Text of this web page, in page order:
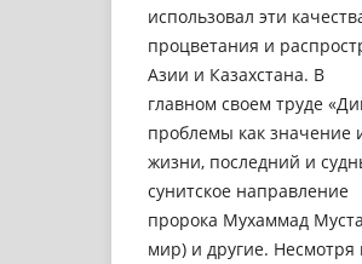
использовал эти
процветания и
Азии и Казахстана. В
главном своем труде
проблемы как значение
жизни, последний и
сунитское направление
пророка Мухаммад
мир) и другие. Несмотря